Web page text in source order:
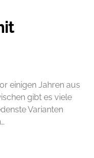
einigen Jahren aus
gibt es viele
Varianten